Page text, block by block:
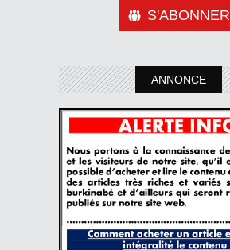
S'ABONNER
ANNONCE